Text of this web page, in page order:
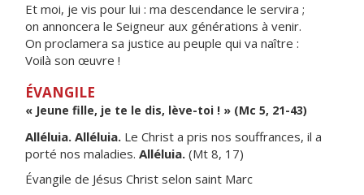
Et moi, je vis pour lui : ma descendance le servira ;
on annoncera le Seigneur aux générations à venir.
On proclamera sa justice au peuple qui va naître :
Voilà son œuvre !
ÉVANGILE
« Jeune fille, je te le dis, lève-toi ! » (Mc 5, 21-43)
Alléluia. Alléluia. Le Christ a pris nos souffrances, il a
porté nos maladies. Alléluia. (Mt 8, 17)
Évangile de Jésus Christ selon saint Marc